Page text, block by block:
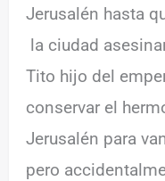
Jerusalén hasta
la ciudad
Tito hijo del
conservar el
Jerusalén para
pero